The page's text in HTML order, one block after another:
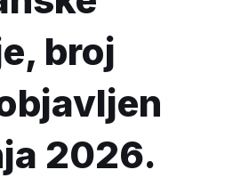
broj
2026.